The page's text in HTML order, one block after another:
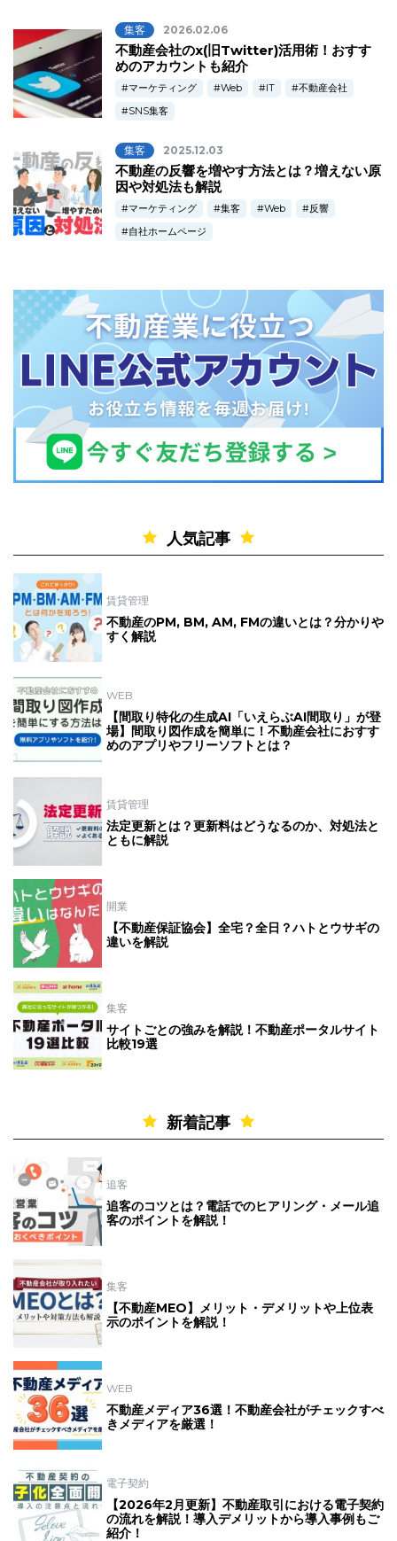
集客 2026.02.06
不動産会社のx(旧Twitter)活用術！おすす
めのアカウントも紹介
マーケティング Web IT
不動産会社
SNS集客
集客 2025.12.03
不動産の反響を増やす方法とは？増えない原
因や対処法も解説
マーケティング 集客 Web
反響
自社ホームページ
人気記事
賃貸管理
不動産のPM, BM, AM, FMの違いとは？分かりや
すく解説
WEB
【間取り特化の生成AI「いえらぶAI間取り」が登
場】間取り図作成を簡単に！不動産会社におすす
めのアプリやフリーソフトとは？
賃貸管理
法定更新とは？更新料はどうなるのか、対処法と
ともに解説
開業
【不動産保証協会】全宅？全日？ハトとウサギの
違いを解説
集客
サイトごとの強みを解説！不動産ポータルサイト
比較19選
新着記事
追客
追客のコツとは？電話でのヒアリング・メール追
客のポイントを解説！
集客
【不動産MEO】メリット・デメリットや上位表
示のポイントを解説！
WEB
不動産メディア36選！不動産会社がチェックすべ
きメディアを厳選！
電子契約
【2026年2月更新】不動産取引における電子契約
の流れを解説！導入デメリットから導入事例もご
紹介！